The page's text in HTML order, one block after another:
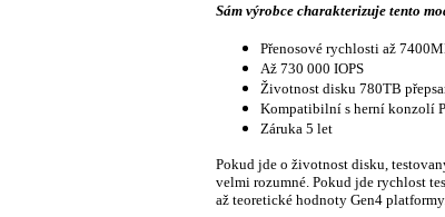
Sám výrobce charakterizuje tento
Přenosové rychlosti až
Až 730 000 IOPS
Životnost disku 780TB
Kompatibilní s herní konzolí
Záruka 5 let
Pokud jde o životnost disku,
velmi rozumné. Pokud jde rychlost
až teoretické hodnoty Gen4